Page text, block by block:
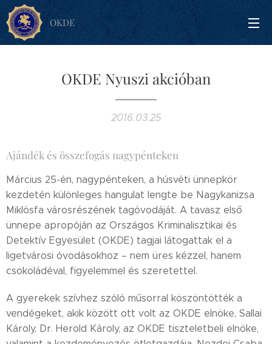
OKDE
OKDE Nyuszi akcióban
2016.03.25
Ajándék és összefogás nagypénteken
Március 25-én, nagypénteken, a húsvéti ünnepkör
kezdetén különleges hangulat lengte be Nagykanizsa
Miklósfa városrészének tagóvodáját. A tavasz első
ünnepe apropóján az Országos Kriminalisztikai és
Detektív Egyesület (OKDE) tagjai látogattak el a
ligetvárosi óvodásokhoz – nem üres kézzel, hanem
csokoládéval, figyelemmel és szeretettel.
A gyerekek szívhez szóló műsorral köszöntötték a
vendégeket, akik között ott volt az OKDE elnöke, Sallai
Károly, Dr. Herold Károly, az OKDE tiszteletbeli elnöke,